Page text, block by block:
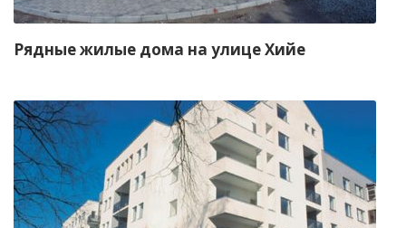
Рядные жилые дома на улице Хийе